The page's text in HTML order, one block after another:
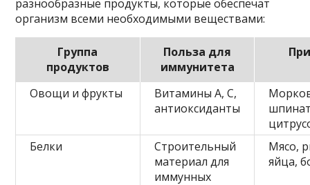
разнообразные продукты, которые обеспечат
организм всеми необходимыми веществами:
Группа
продуктов
Польза для
иммунитета
Овощи и фрукты
Витамины A, C,
антиоксиданты
Белки
Строительный
материал для
иммунных
Мясо,
яйца,